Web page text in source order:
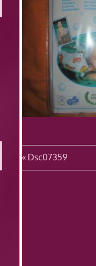
Vorheriger
Beitrag:
Dsc07359